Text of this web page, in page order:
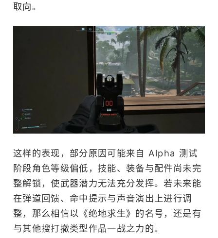
取向。
这样的表现，部分原因可能来自 Alpha 测试
阶段角色等级偏低，技能、装备与配件尚未完
整解锁，使武器潜力无法充分发挥。若未来能
在弹道回馈、命中提示与声音演出上进行调
整，那么相信以《绝地求生》的名号，还是有
与其他搜打撤类型作品一战之力的。